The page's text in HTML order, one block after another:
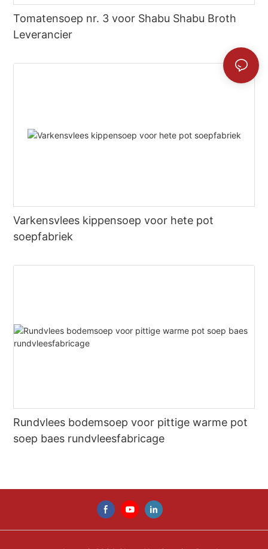
Tomatensoep nr. 3 voor Shabu Shabu Broth
Leverancier
Varkensvlees kippensoep voor hete pot
soepfabriek
Rundvlees bodemsoep voor pittige warme pot
soep baes rundvleesfabricage